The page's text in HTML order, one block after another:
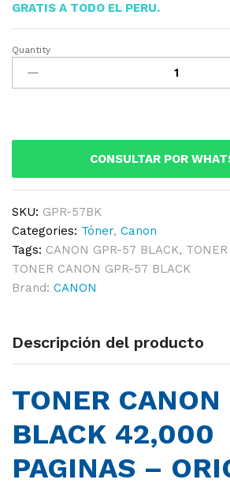
GRATIS A TODO EL PERU.
TONER
CANON
GPR-
-
ORIGINAL
quantity
Quantity
CONSULTAR POR
SKU: GPR-57BK
Categories: Tóner, Canon
Tags: CANON GPR-57 BLACK,
TONER CANON GPR-57 BLACK
Brand: CANON
Descripción del producto
TONER
BLACK 42,000
PAGINAS –